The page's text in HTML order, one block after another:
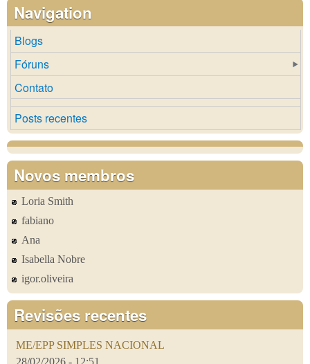
Navigation
Blogs
Fóruns
Contato
Posts recentes
Novos membros
Loria Smith
fabiano
Ana
Isabella Nobre
igor.oliveira
Revisões recentes
ME/EPP SIMPLES NACIONAL
28/02/2026 - 12:51